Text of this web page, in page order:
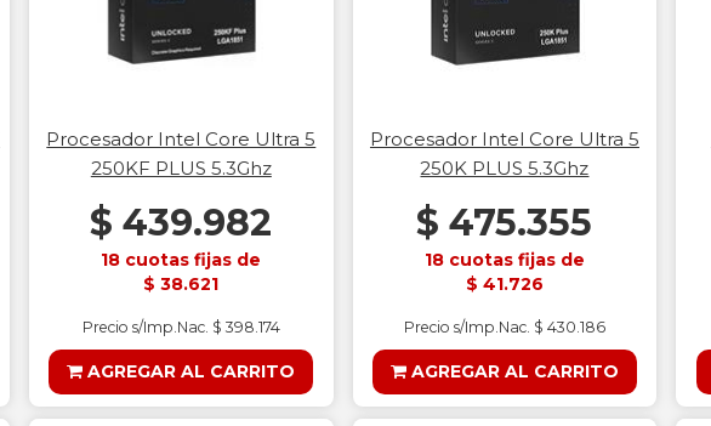
Procesador Intel Core Ultra 5
250KF PLUS 5.3Ghz
$ 439.982
18 cuotas fijas de
$ 38.621
Precio s/Imp.Nac. $ 398.174
AGREGAR AL CARRITO
Procesador Intel Core Ultra 5
250K PLUS 5.3Ghz
$ 475.355
18 cuotas fijas de
$ 41.726
Precio s/Imp.Nac. $ 430.186
AGREGAR AL CARRITO